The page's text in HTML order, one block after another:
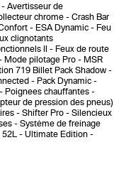
Avertisseur de
chrome
Crash Bar
ESA Dynamic
Feu
clignotants
II
Feux de route
Mode pilotage Pro
MSR
719 Billet Pack Shadow
Pack Dynamic
Poignees chauffantes
de pression des pneus)
Shifter Pro
Silencieux
Système de freinage
52L
Ultimate Edition